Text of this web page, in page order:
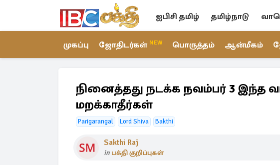
ஐபிசி தமிழ் தமிழ்நாடு
முகப்பு ஜோதிடர்கள் NEW பொருத்தம் ஆன்மீகம்
நினைத்தது நடக்க நவம்பர் 3 இந்த
மறக்காதீர்கள்
Parigarangal Lord Shiva Bakthi
Sakthi Raj
in பக்தி குறிப்புகள்